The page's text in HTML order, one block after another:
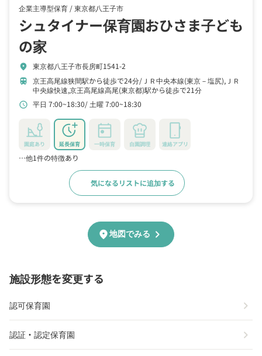
企業主導型保育 /東京都八王子市
シュタイナー保育園おひさま子ども
の家
location_on 東京都八王子市長房町1541-2
train 京王高尾線狭間駅から徒歩で24分
ＪＲ中央本線(東京－塩尻),ＪＲ
中央線快速,京王高尾線高尾(東京都)駅から徒歩で21分
schedule 平日 7:00~18:30 土曜 7:00~18:30
園庭あり 延長保育 一時保育 自園調理 連絡アプリ
…他1件の特徴あり
気になるリストに追加する
location_on地図でみる chevron_right
施設形態を変更する
認可保育園 chevron_right
認証・認定保育園 chevron_right